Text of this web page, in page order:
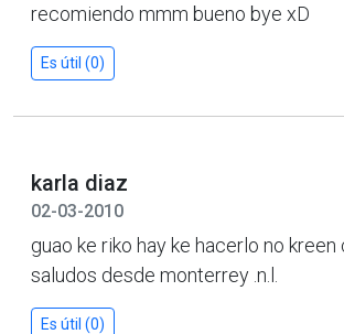
recomiendo mmm bueno bye xD
Es útil (0)
karla diaz
02-03-2010
guao ke riko hay ke hacerlo no kreen
saludos desde monterrey .n.l.
Es útil (0)